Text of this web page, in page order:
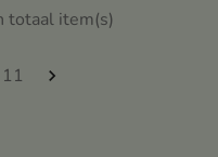
zorgt voor een elegante
manicure vol lichtheid en
totaal item(s)
11 